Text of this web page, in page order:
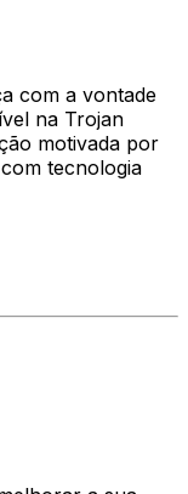
com a vontade
na Trojan
motivada por
tecnologia